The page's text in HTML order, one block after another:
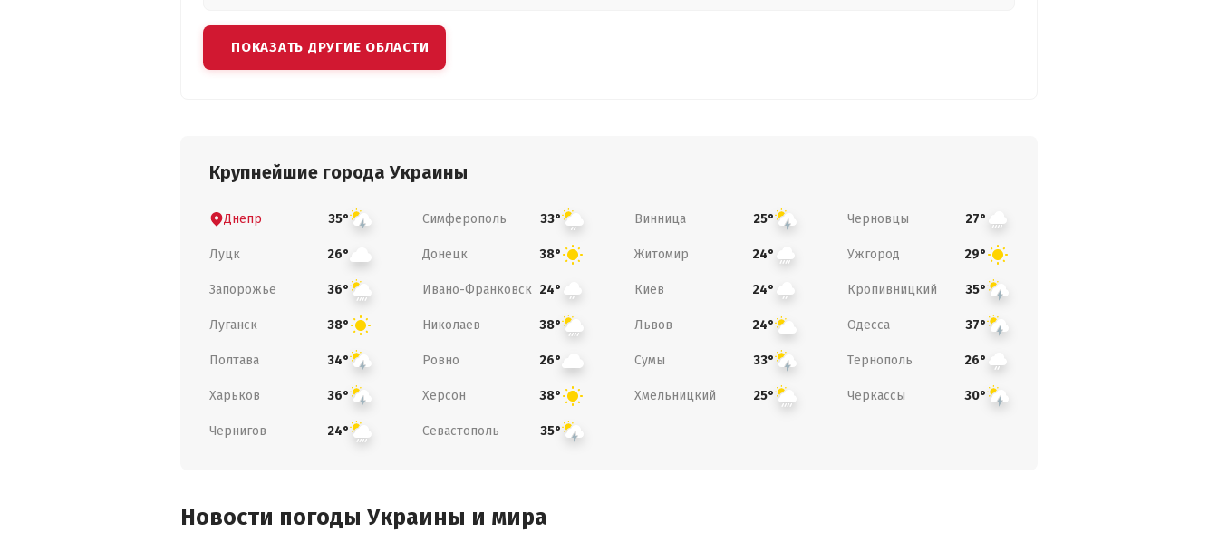
ПОКАЗАТЬ ДРУГИЕ ОБЛАСТИ
Крупнейшие города Украины
Днепр 35° Симферополь 33° Винница 25° Черновцы 27°
Луцк 26° Донецк 38° Житомир 24° Ужгород 29°
Запорожье 36° Ивано-Франковск 24° Киев 24° Кропивницкий 35°
Луганск 38° Николаев 38° Львов 24° Одесса 37°
Полтава 34° Ровно 26° Сумы 33° Тернополь 26°
Харьков 36° Херсон 38° Хмельницкий 25° Черкассы 30°
Чернигов 24° Севастополь 35°
Новости погоды Украины и мира